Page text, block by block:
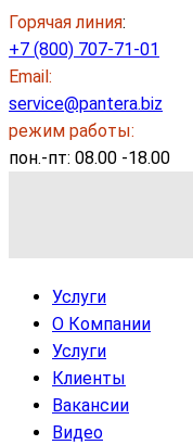
Горячая линия:
+7 (800) 707-71-01
Email:
service@pantera.biz
режим работы:
пон.-пт: 08.00 -18.00
Услуги
О Компании
Услуги
Клиенты
Вакансии
Видео